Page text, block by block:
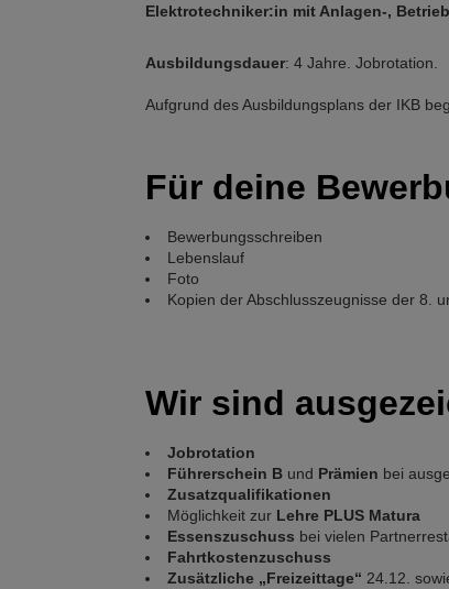
Elektrotechniker:in mit Anlagen-,
Ausbildungsdauer: 4 Jahre. Jobrotation.
Aufgrund des Ausbildungsplans der IKB
Für deine
Bewerbungsschreiben
Lebenslauf
Foto
Kopien der Abschlusszeugnisse der 8.
Wir sind
Jobrotation
Führerschein Bund Prämien bei
Zusatzqualifikationen
Möglichkeit zur Lehre PLUS Matura
Essenszuschuss bei vielen
Fahrtkostenzuschuss
Zusätzliche „Freizeittage“ 24.12.